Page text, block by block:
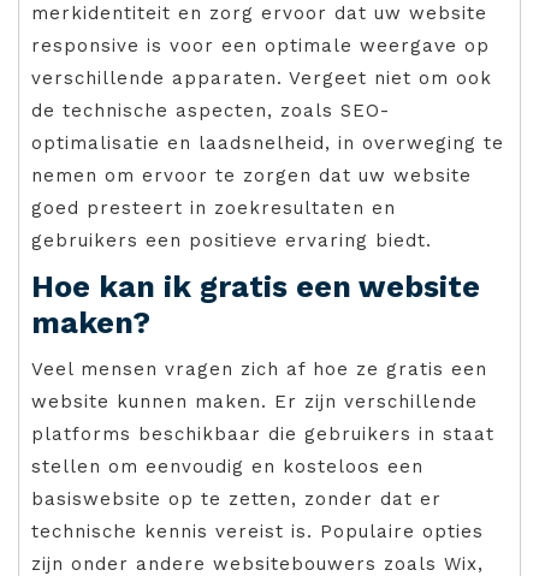
merkidentiteit en zorg ervoor dat uw website
responsive is voor een optimale weergave op
verschillende apparaten. Vergeet niet om ook
de technische aspecten, zoals SEO-
optimalisatie en laadsnelheid, in overweging te
nemen om ervoor te zorgen dat uw website
goed presteert in zoekresultaten en
gebruikers een positieve ervaring biedt.
Hoe kan ik gratis een website
maken?
Veel mensen vragen zich af hoe ze gratis een
website kunnen maken. Er zijn verschillende
platforms beschikbaar die gebruikers in staat
stellen om eenvoudig en kosteloos een
basiswebsite op te zetten, zonder dat er
technische kennis vereist is. Populaire opties
zijn onder andere websitebouwers zoals Wix,